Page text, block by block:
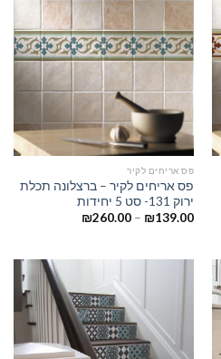
פס אריחים לקיר
פס אריחים לקיר – ברצלונה תכלת
ירוק 131- סט 5 יחידות
₪139.00
–
₪260.00